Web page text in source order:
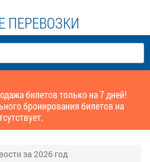
ПЕРЕВОЗКИ
билетов только на 7 дней!
бронирования билетов на
за 2026 год